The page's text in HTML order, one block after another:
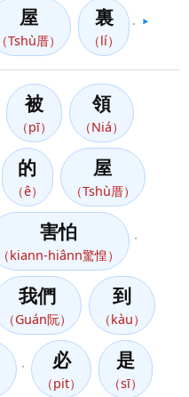
屋
（Tshù厝）
裏
（lí）
▶️
被
（pī）
領
（Niá）
的
（ê）
屋
（Tshù厝）
害怕
（kiann-hiânn驚惶）
我們
（Guán阮）
到
（kàu）
必
（pit）
是
（sī）